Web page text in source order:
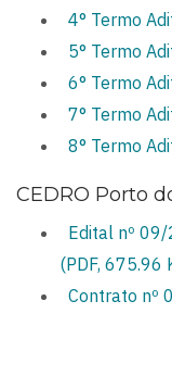
4° Termo
5° Termo
6° Termo
7° Termo
8° Termo
CEDRO Porto
Edital nº
(PDF, 675.96
Contrato nº